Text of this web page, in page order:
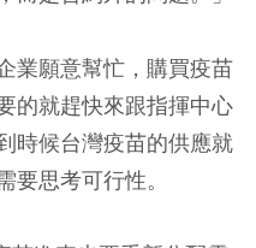
業願意幫忙，購買疫苗
的就趕快來跟指揮中心
時候台灣疫苗的供應就
要思考可行性。